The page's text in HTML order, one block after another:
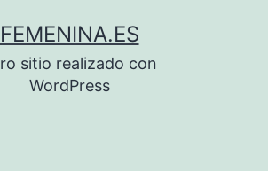
FEMENINA.ES
sitio realizado con
WordPress